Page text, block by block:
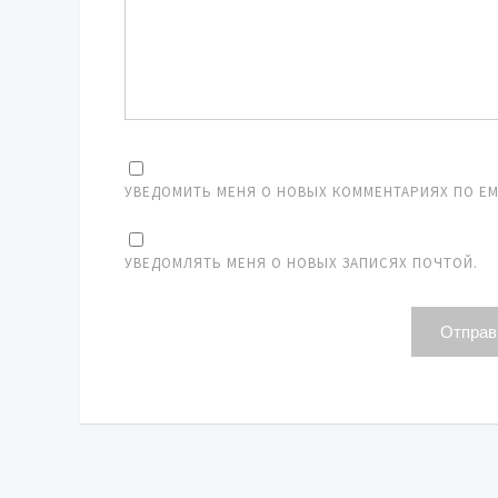
УВЕДОМИТЬ МЕНЯ О НОВЫХ КОММЕНТАРИЯХ ПО
УВЕДОМЛЯТЬ МЕНЯ О НОВЫХ ЗАПИСЯХ ПОЧТОЙ.